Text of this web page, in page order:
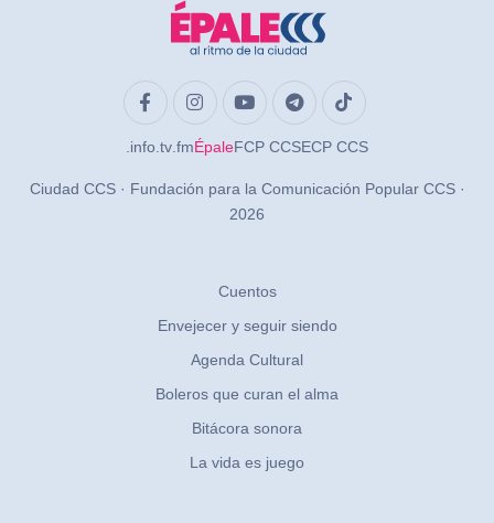
.info .tv .fmÉpaleFCP CCSECP CCS
Ciudad CCS · Fundación para la Comunicación Popular CCS ·
2026
Cuentos
Envejecer y seguir siendo
Agenda Cultural
Boleros que curan el alma
Bitácora sonora
La vida es juego